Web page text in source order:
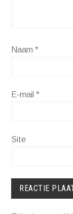
Naam*
E-mail*
Site